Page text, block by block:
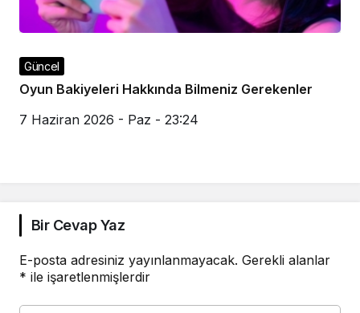
Güncel
Oyun Bakiyeleri Hakkında Bilmeniz Gerekenler
7 Haziran 2026 - Paz - 23:24
Bir Cevap Yaz
E-posta adresiniz yayınlanmayacak. Gerekli alanlar
* ile işaretlenmişlerdir